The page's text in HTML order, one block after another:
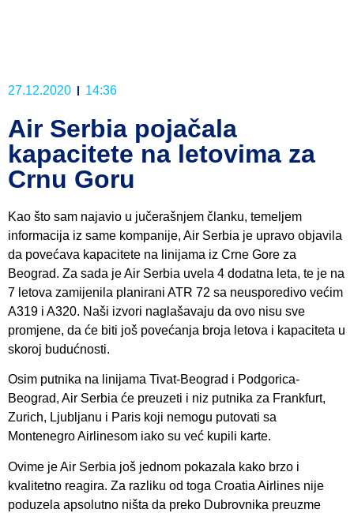
27.12.2020 14:36
Air Serbia pojačala
kapacitete na letovima za
Crnu Goru
Kao što sam najavio u jučerašnjem članku, temeljem
informacija iz same kompanije, Air Serbia je upravo objavila
da povećava kapacitete na linijama iz Crne Gore za
Beograd. Za sada je Air Serbia uvela 4 dodatna leta, te je na
7 letova zamijenila planirani ATR 72 sa neusporedivo većim
A319 i A320. Naši izvori naglašavaju da ovo nisu sve
promjene, da će biti još povećanja broja letova i kapaciteta u
skoroj budućnosti.
Osim putnika na linijama Tivat-Beograd i Podgorica-
Beograd, Air Serbia će preuzeti i niz putnika za Frankfurt,
Zurich, Ljubljanu i Paris koji nemogu putovati sa
Montenegro Airlinesom iako su već kupili karte.
Ovime je Air Serbia još jednom pokazala kako brzo i
kvalitetno reagira. Za razliku od toga Croatia Airlines nije
poduzela apsolutno ništa da preko Dubrovnika preuzme